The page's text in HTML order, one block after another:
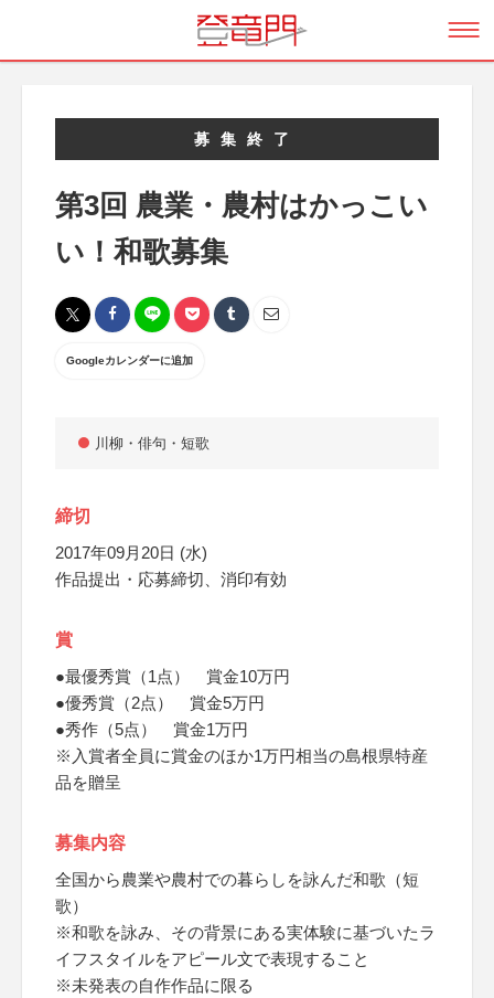
募集終了
第3回 農業・農村はかっこい
い！和歌募集
Googleカレンダーに追加
川柳・俳句・短歌
締切
2017年09月20日 (水)
作品提出・応募締切、消印有効
賞
●最優秀賞（1点） 賞金10万円
●優秀賞（2点） 賞金5万円
●秀作（5点） 賞金1万円
※入賞者全員に賞金のほか1万円相当の島根県特産
品を贈呈
募集内容
全国から農業や農村での暮らしを詠んだ和歌（短
歌）
※和歌を詠み、その背景にある実体験に基づいたラ
イフスタイルをアピール文で表現すること
※未発表の自作作品に限る